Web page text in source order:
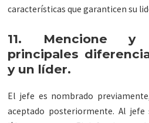
características que garanticen su
11. Mencione y
principales
y un líder.
El jefe es nombrado
aceptado posteriormente. Al jefe